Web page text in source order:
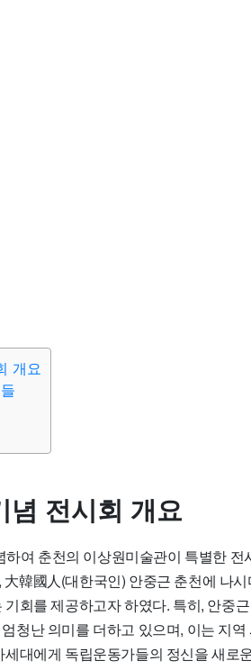
개요
념 전시회 개요
여 춘천의 이상원미술관이 특별한
韓國人(대한국인) 안중근 춘천에 나
회를 제공하고자 하였다. 특히, 안중
청난 의미를 더하고 있으며, 이는 지
대에게 독립운동가들의 정신을 새로